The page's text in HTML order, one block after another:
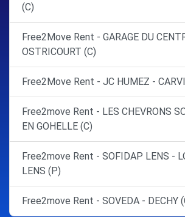
(C)
Free2Move Rent - GARAGE DU
OSTRICOURT (C)
Free2Move Rent - JC HUMEZ -
Free2move Rent - LES CHEVRONS
EN GOHELLE (C)
Free2move Rent - SOFIDAP LENS -
LENS (P)
Free2move Rent - SOVEDA - DECHY